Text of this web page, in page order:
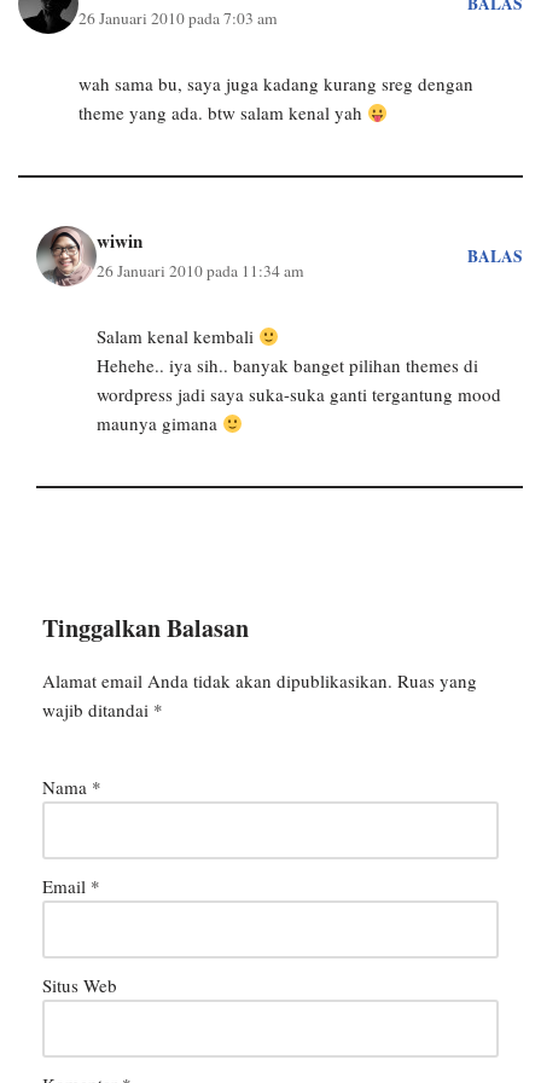
26 Januari 2010 pada 7:03 am
wah sama bu, saya juga kadang kurang sreg dengan
theme yang ada. btw salam kenal yah
wiwin
26 Januari 2010 pada 11:34 am
BALAS
Salam kenal kembali
Hehehe.. iya sih.. banyak banget pilihan themes di
wordpress jadi saya suka-suka ganti tergantung mood
maunya gimana
Tinggalkan Balasan
Alamat email Anda tidak akan dipublikasikan. Ruas yang
wajib ditandai *
Nama *
Email *
Situs Web